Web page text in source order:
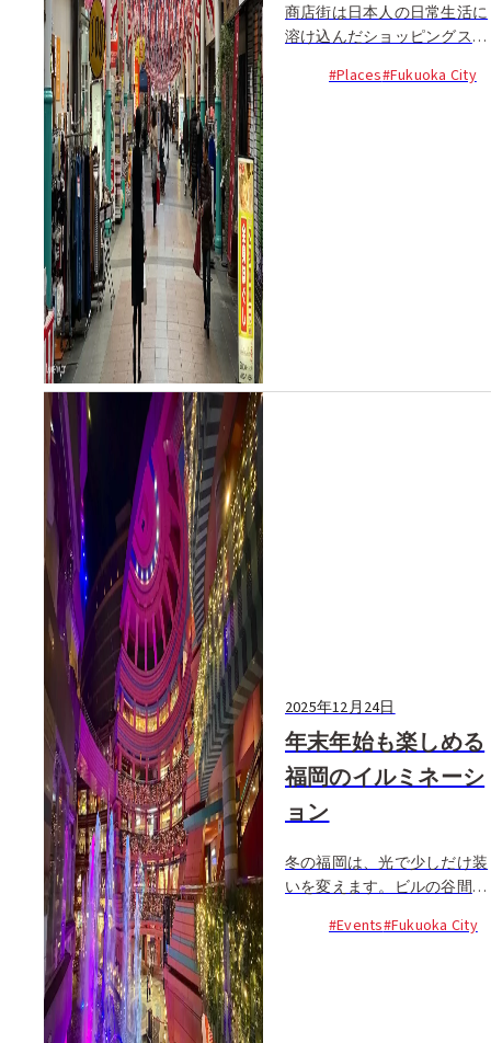
商店街は日本人の日常生活に
溶け込んだショッピングスポ
違う魅力があり、とりわけ年
#Places#Fukuoka City
2025年12月24日
年末年始も楽しめる
福岡のイルミネーシ
ョン
冬の福岡は、光で少しだけ装
いを変えます。ビルの谷間や
何気なく通り過ぎる場所も、
#Events#Fukuoka City